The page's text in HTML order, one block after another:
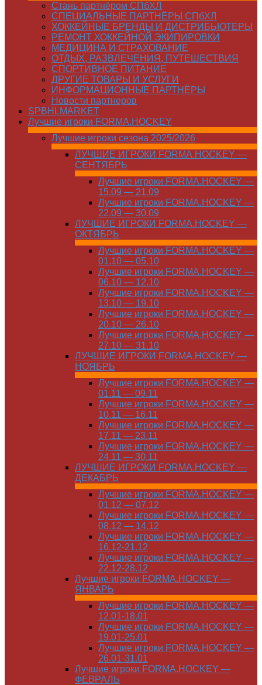
Стань партнёром СПбХЛ
СПЕЦИАЛЬНЫЕ ПАРТНЁРЫ СПбХЛ
ХОККЕЙНЫЕ БРЕНДЫ И ДИСТРИБЬЮТЕРЫ
РЕМОНТ ХОККЕЙНОЙ ЭКИПИРОВКИ
МЕДИЦИНА И СТРАХОВАНИЕ
ОТДЫХ, РАЗВЛЕЧЕНИЯ, ПУТЕШЕСТВИЯ
СПОРТИВНОЕ ПИТАНИЕ
ДРУГИЕ ТОВАРЫ И УСЛУГИ
ИНФОРМАЦИОННЫЕ ПАРТНЁРЫ
Новости партнеров
SPBHLMARKET
Лучшие игроки FORMA.HOCKEY
Лучшие игроки сезона 2025/2026
ЛУЧШИЕ ИГРОКИ FORMA.HOCKEY —
СЕНТЯБРЬ
Лучшие игроки FORMA.HOCKEY —
15.09 — 21.09
Лучшие игроки FORMA.HOCKEY —
22.09 — 30.09
ЛУЧШИЕ ИГРОКИ FORMA.HOCKEY —
ОКТЯБРЬ
Лучшие игроки FORMA.HOCKEY —
01.10 — 05.10
Лучшие игроки FORMA.HOCKEY —
06.10 — 12.10
Лучшие игроки FORMA.HOCKEY —
13.10 — 19.10
Лучшие игроки FORMA.HOCKEY —
20.10 — 26.10
Лучшие игроки FORMA.HOCKEY —
27.10 — 31.10
ЛУЧШИЕ ИГРОКИ FORMA.HOCKEY —
НОЯБРЬ
Лучшие игроки FORMA.HOCKEY —
01.11 — 09.11
Лучшие игроки FORMA.HOCKEY —
10.11 — 16.11
Лучшие игроки FORMA.HOCKEY —
17.11 — 23.11
Лучшие игроки FORMA.HOCKEY —
24.11 — 30.11
ЛУЧШИЕ ИГРОКИ FORMA.HOCKEY —
ДЕКАБРЬ
Лучшие игроки FORMA.HOCKEY —
01.12 — 07.12
Лучшие игроки FORMA.HOCKEY —
08.12 — 14.12
Лучшие игроки FORMA.HOCKEY —
16.12-21.12
Лучшие игроки FORMA.HOCKEY —
22.12-28.12
Лучшие игроки FORMA.HOCKEY —
ЯНВАРЬ
Лучшие игроки FORMA.HOCKEY —
12.01-18.01
Лучшие игроки FORMA.HOCKEY —
19.01-25.01
Лучшие игроки FORMA.HOCKEY —
26.01-31.01
Лучшие игроки FORMA.HOCKEY —
ФЕВРАЛЬ